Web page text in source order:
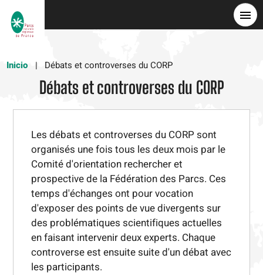
Inicio
Débats et controverses du CORP
Débats et controverses du CORP
Les débats et controverses du CORP sont
organisés une fois tous les deux mois par le
Comité d'orientation rechercher et
prospective de la Fédération des Parcs. Ces
temps d'échanges ont pour vocation
d'exposer des points de vue divergents sur
des problématiques scientifiques actuelles
en faisant intervenir deux experts. Chaque
controverse est ensuite suite d'un débat avec
les participants.